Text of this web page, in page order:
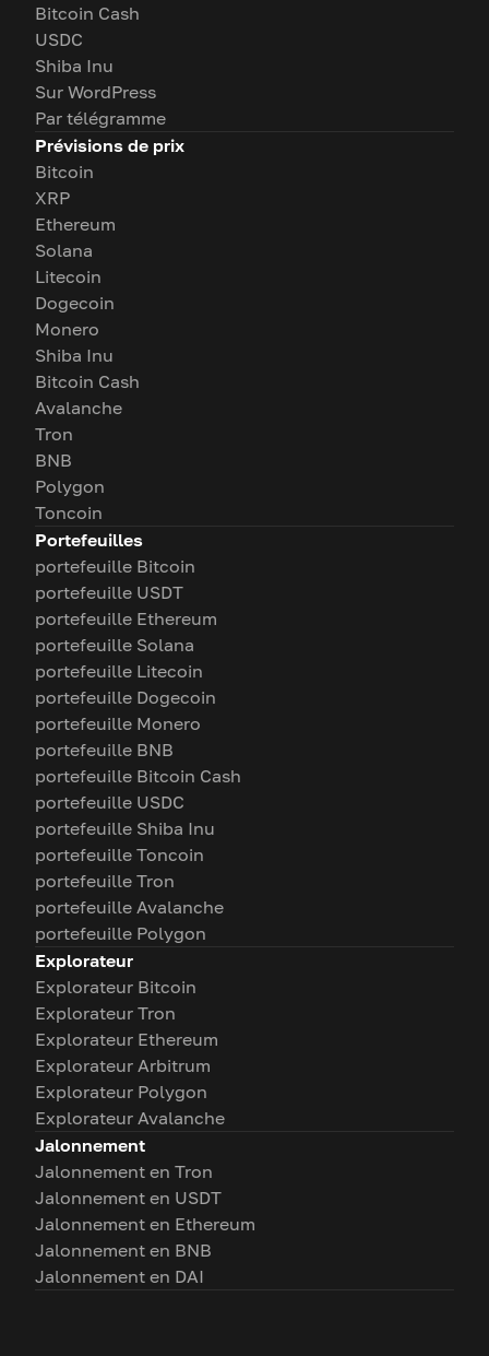
Bitcoin Cash
USDC
Shiba Inu
Sur WordPress
Par télégramme
Prévisions de prix
Bitcoin
XRP
Ethereum
Solana
Litecoin
Dogecoin
Monero
Shiba Inu
Bitcoin Cash
Avalanche
Tron
BNB
Polygon
Toncoin
Portefeuilles
portefeuille Bitcoin
portefeuille USDT
portefeuille Ethereum
portefeuille Solana
portefeuille Litecoin
portefeuille Dogecoin
portefeuille Monero
portefeuille BNB
portefeuille Bitcoin Cash
portefeuille USDC
portefeuille Shiba Inu
portefeuille Toncoin
portefeuille Tron
portefeuille Avalanche
portefeuille Polygon
Explorateur
Explorateur Bitcoin
Explorateur Tron
Explorateur Ethereum
Explorateur Arbitrum
Explorateur Polygon
Explorateur Avalanche
Jalonnement
Jalonnement en Tron
Jalonnement en USDT
Jalonnement en Ethereum
Jalonnement en BNB
Jalonnement en DAI